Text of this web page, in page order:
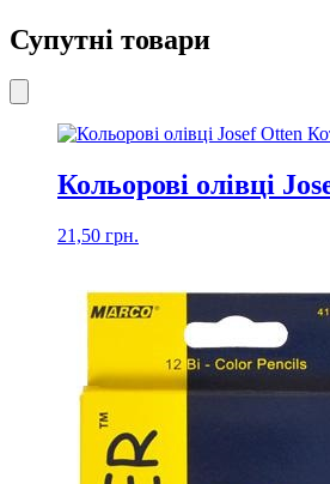
Супутні товари
Кольорові олівці
21,50 грн.